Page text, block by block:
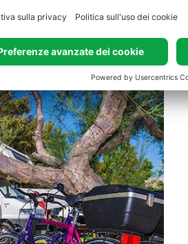
cancellata entro i termini previsti
al momento dell’arrivo.
, verranno trattenuti sia il deposito
(a seconda della tipologia), siail
il pagamento non può essere
non fosse possibile
il diritto di annullare la
In caso dipartenza anticipatao
, la carta bancaria verrà
. Per le prenotazioni già
il pagamento anticipato può
campeggio.
dopo la conclusione del Contratto